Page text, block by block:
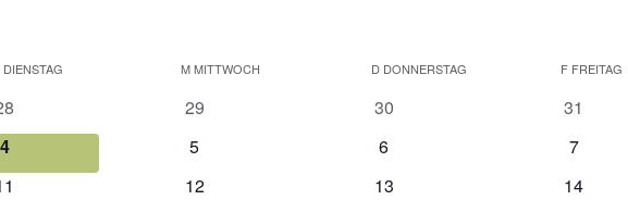
DIENSTAG MMITTWOCH D DONNERSTAG F FREITAG
0
29
0
30
0
31
0
4
0
5
0
6
0
7
0
12
0
13
0
14